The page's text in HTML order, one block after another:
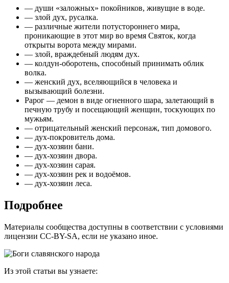
— души «заложных» покойников, живущие в воде.
— злой дух, русалка.
— различные жители потустороннего мира,
проникающие в этот мир во время Святок, когда
открыты ворота между мирами.
— злой, враждебный людям дух.
— колдун-оборотень, способный принимать облик
волка.
— женский дух, вселяющийся в человека и
вызывающий болезни.
Рарог — демон в виде огненного шара, залетающий в
печную трубу и посещающий женщин, тоскующих по
мужьям.
— отрицательный женский персонаж, тип домового.
— дух-покровитель дома.
— дух-хозяин бани.
— дух-хозяин двора.
— дух-хозяин сарая.
— дух-хозяин рек и водоёмов.
— дух-хозяин леса.
Подробнее
Материалы сообщества доступны в соответствии с условиями
лицензии CC-BY-SA, если не указано иное.
Из этой статьи вы узнаете: